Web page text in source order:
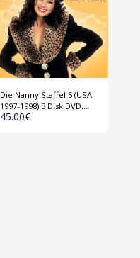
Die Nanny Staffel 5 (USA
1997-1998) 3 Disk DVD
Collection
45.00€